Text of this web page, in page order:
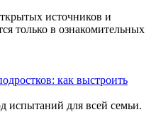
источников и
только в ознакомительных
как выстроить
испытаний для всей семьи.